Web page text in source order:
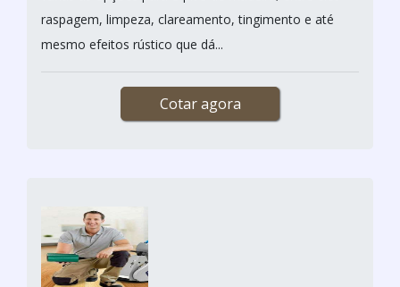
raspagem, limpeza, clareamento, tingimento e até
mesmo efeitos rústico que dá...
Cotar agora